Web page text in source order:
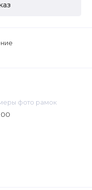
фото рамок